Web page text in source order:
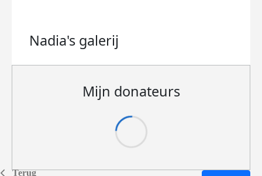
Terug
Nadia's galerij
Mijn donateurs